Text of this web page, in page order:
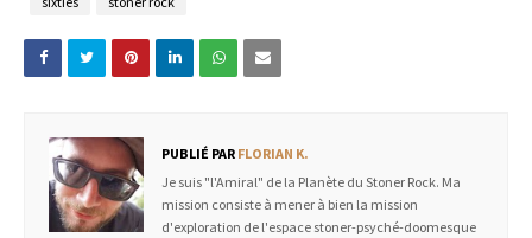
PUBLIÉ PAR FLORIAN K.
Je suis "l'Amiral" de la Planète du Stoner Rock. Ma
mission consiste à mener à bien la mission
d'exploration de l'espace stoner-psyché-doomesque